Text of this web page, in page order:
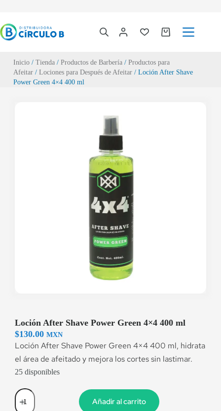
Inicio/ Tienda/ Productos de Barbería/ Productos para
Afeitar/ Lociones para Después de Afeitar/ Loción After Shave
Power Green 4×4 400 ml
Loción After Shave Power Green 4×4 400 ml
$130.00 MXN
Loción After Shave Power Green 4×4 400 ml, hidrata
el área de afeitado y mejora los cortes sin lastimar.
25 disponibles
Añadir al carrito